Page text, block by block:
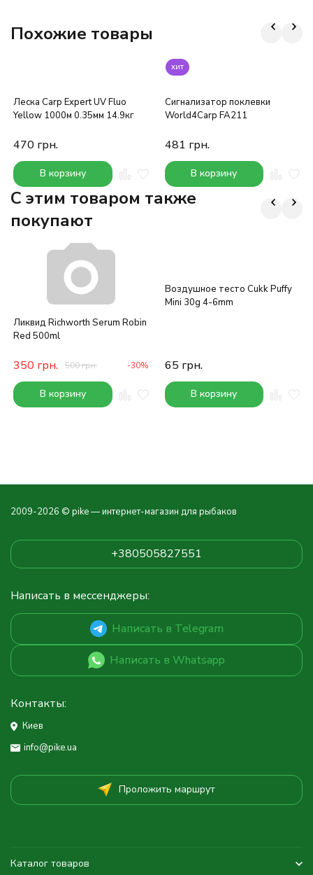
Похожие товары
Леска Carp Expert UV Fluo
Yellow 1000м 0.35мм 14.9кг
470 грн.
В корзину
хит
Сигнализатор поклевки
World4Carp FA211
481 грн.
В корзину
C этим товаром также
покупают
Ликвид Richworth Serum Robin
Red 500ml
350 грн. 500грн. -30%
В корзину
Воздушное тесто Cukk Puffy
Mini 30g 4-6mm
65 грн.
В корзину
2009-2026 © pike — интернет-магазин для рыбаков
+380505827551
Написать в мессенджеры:
Написать в Telegram
Написать в Whatsapp
Контакты:
Киев
info@pike.ua
Проложить маршрут
Каталог товаров